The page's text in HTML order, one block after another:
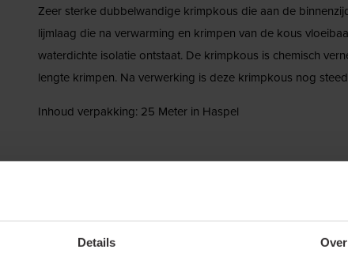
Details Over
Zeer sterke dubbelwandige krimpkous die aan de
lijmlaag die na verwarming en krimpen van de kous
waterdichte isolatie ontstaat. De krimpkous is chemisch
lengte krimpen. Na verwerking is deze krimpkous nog
Inhoud verpakking: 25 Meter in Haspel